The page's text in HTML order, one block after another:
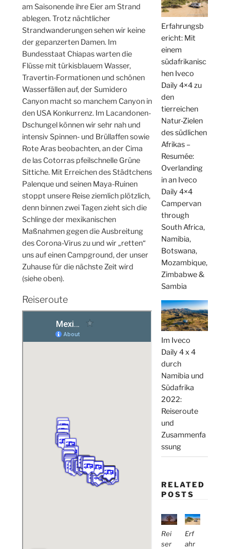
am Saisonende ihre Eier am Strand
ablegen. Trotz nächtlicher
Strandwanderungen sehen wir keine
der gepanzerten Damen. Im
Bundesstaat Chiapas warten die
Flüsse mit türkisblauem Wasser,
Travertin-Formationen und schönen
Wasserfällen auf, der Sumidero
Canyon macht so manchem Canyon in
den USA Konkurrenz. Im Lacandonen-
Dschungel können wir sehr nah und
intensiv Spinnen- und Brüllaffen sowie
Rote Aras beobachten, an der Cima
de las Cotorras pfeilschnelle Grüne
Sittiche. Mit Erreichen des Städtchens
Palenque und seinen Maya-Ruinen
stoppt unsere Reise ziemlich plötzlich,
denn binnen zwei Tagen zieht sich die
Schlinge der mexikanischen
Maßnahmen gegen die Ausbreitung
des Corona-Virus zu und wir „retten“
uns auf einen Campground, der unser
Zuhause für die nächste Zeit wird
(siehe oben).
Reiseroute
Erfahrungsb
ericht: Mit
einem
südafrikanisc
hen Iveco
Daily 4×4 zu
den
tierreichen
Natur-Zielen
des südlichen
Afrikas –
Resumée:
Overlanding
in an Iveco
Daily 4×4
Campervan
through
South Africa,
Namibia,
Botswana,
Mozambique,
Zimbabwe &
Sambia
Im Iveco
Daily 4 x 4
durch
Namibia und
Südafrika
2022:
Reiseroute
und
Zusammenfa
ssung
RELATED
POSTS
Rei
ser
Erf
ahr